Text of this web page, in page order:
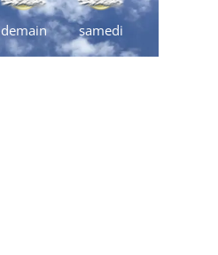
demain samedi